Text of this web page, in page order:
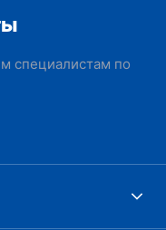
специалистам по